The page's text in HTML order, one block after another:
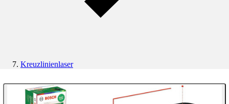
Kreuzlinienlaser